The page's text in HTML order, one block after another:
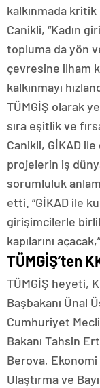
kalkınmada
Canikli, “Kadın
topluma da yön
çevresine ilham
kalkınmayı
TÜMGİŞ olarak
sıra eşitlik ve
Canikli, GİKAD
projelerin iş
sorumluluk
etti. “GİKAD ile
girişimcilerle
kapılarını
TÜMGİŞ’ten
TÜMGİŞ heyeti,
Başbakanı Ünal
Cumhuriyet
Bakanı Tahsin
Berova, Ekonomi
Ulaştırma ve